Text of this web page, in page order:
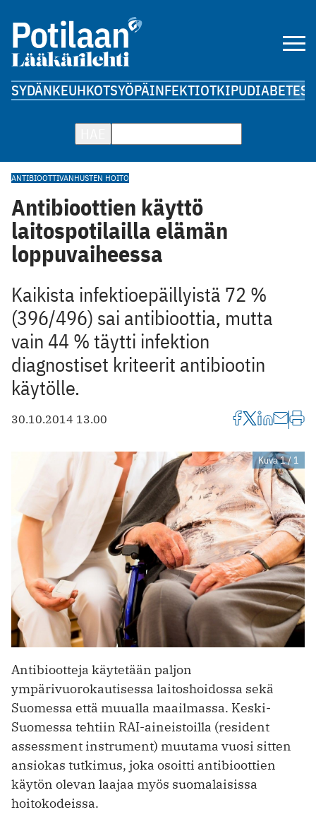
SYDÄNKEUHKOTSYÖPÄINFEKTIOTKIPUDIABETES
ANTIBIOOTTIVANHUSTEN HOITO
Antibioottien käyttö
laitospotilailla elämän
loppuvaiheessa
Kaikista infektioepäillyistä 72 %
(396/496) sai antibioottia, mutta
vain 44 % täytti infektion
diagnostiset kriteerit antibiootin
käytölle.
30.10.2014 13.00
Kuva 1 / 1
Antibiootteja käytetään paljon
ympärivuorokautisessa laitoshoidossa sekä
Suomessa että muualla maailmassa. Keski-
Suomessa tehtiin RAI-aineistoilla (resident
assessment instrument) muutama vuosi sitten
ansiokas tutkimus, joka osoitti antibioottien
käytön olevan laajaa myös suomalaisissa
hoitokodeissa.